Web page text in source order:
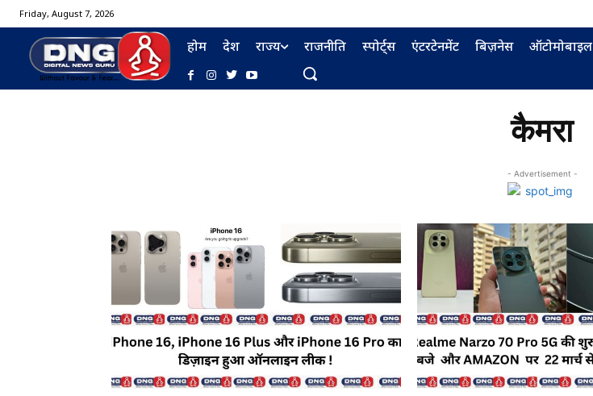
Friday, August 7, 2026
होम देश राज्य राजनीति स्पोर्ट्स एंटरटेनमेंट बिज़नेस ऑटोमोबाइल
कैमरा
- Advertisement -